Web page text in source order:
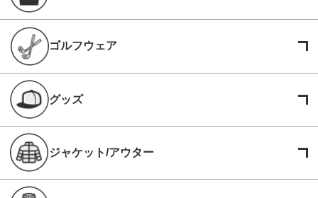
ゴルフウェア
グッズ
ジャケット/アウター